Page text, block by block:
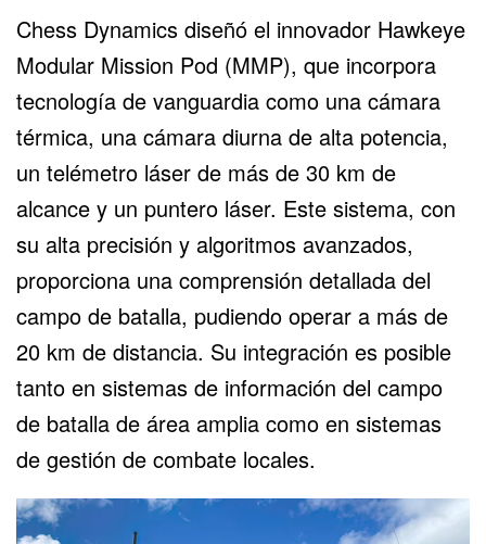
Chess Dynamics diseñó el innovador Hawkeye
Modular Mission Pod (MMP), que incorpora
tecnología de vanguardia como una cámara
térmica, una cámara diurna de alta potencia,
un telémetro láser de más de 30 km de
alcance y un puntero láser. Este sistema, con
su alta precisión y algoritmos avanzados,
proporciona una comprensión detallada del
campo de batalla, pudiendo operar a más de
20 km de distancia. Su integración es posible
tanto en sistemas de información del campo
de batalla de área amplia como en sistemas
de gestión de combate locales.